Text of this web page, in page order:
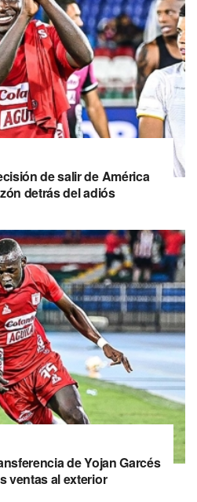
de salir de América
detrás del adiós
de Yojan Garcés
ventas al exterior